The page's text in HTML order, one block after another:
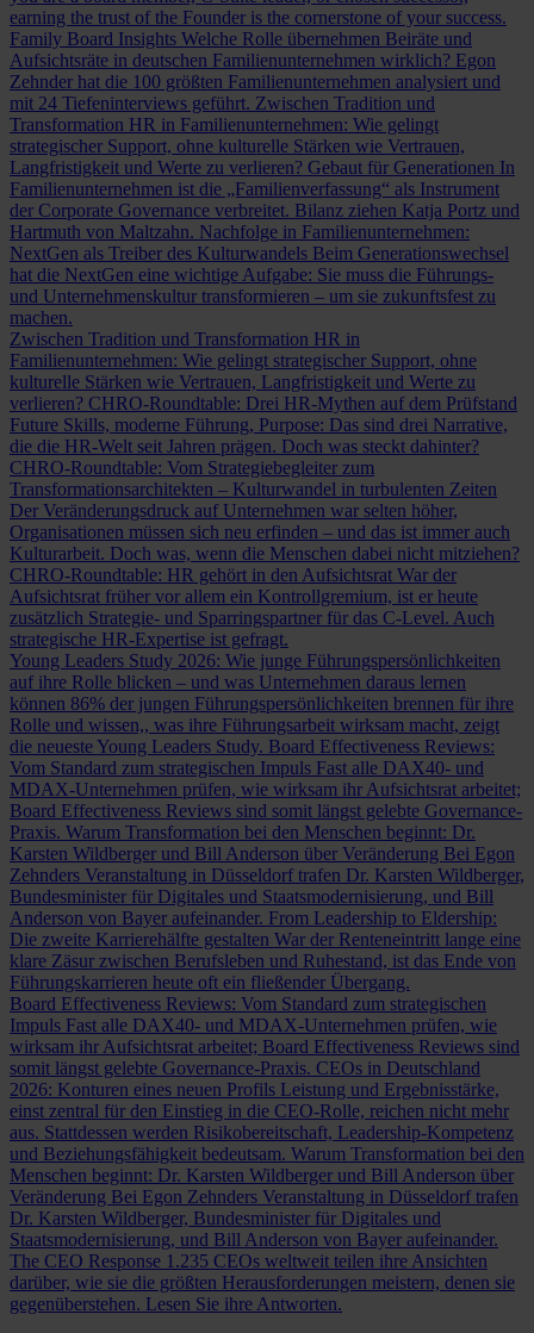
earning the trust of the Founder is the cornerstone of your success.
Family Board Insights Welche Rolle übernehmen Beiräte und
Aufsichtsräte in deutschen Familienunternehmen wirklich? Egon
Zehnder hat die 100 größten Familienunternehmen analysiert und
mit 24 Tiefeninterviews geführt. Zwischen Tradition und
Transformation HR in Familienunternehmen: Wie gelingt
strategischer Support, ohne kulturelle Stärken wie Vertrauen,
Langfristigkeit und Werte zu verlieren? Gebaut für Generationen In
Familienunternehmen ist die „Familienverfassung“ als Instrument
der Corporate Governance verbreitet. Bilanz ziehen Katja Portz und
Hartmuth von Maltzahn. Nachfolge in Familienunternehmen:
NextGen als Treiber des Kulturwandels Beim Generationswechsel
hat die NextGen eine wichtige Aufgabe: Sie muss die Führungs-
und Unternehmenskultur transformieren – um sie zukunftsfest zu
machen.
Zwischen Tradition und Transformation HR in
Familienunternehmen: Wie gelingt strategischer Support, ohne
kulturelle Stärken wie Vertrauen, Langfristigkeit und Werte zu
verlieren? CHRO-Roundtable: Drei HR-Mythen auf dem Prüfstand
Future Skills, moderne Führung, Purpose: Das sind drei Narrative,
die die HR-Welt seit Jahren prägen. Doch was steckt dahinter?
CHRO-Roundtable: Vom Strategiebegleiter zum
Transformationsarchitekten – Kulturwandel in turbulenten Zeiten
Der Veränderungsdruck auf Unternehmen war selten höher,
Organisationen müssen sich neu erfinden – und das ist immer auch
Kulturarbeit. Doch was, wenn die Menschen dabei nicht mitziehen?
CHRO-Roundtable: HR gehört in den Aufsichtsrat War der
Aufsichtsrat früher vor allem ein Kontrollgremium, ist er heute
zusätzlich Strategie- und Sparringspartner für das C-Level. Auch
strategische HR-Expertise ist gefragt.
Young Leaders Study 2026: Wie junge Führungspersönlichkeiten
auf ihre Rolle blicken – und was Unternehmen daraus lernen
können 86% der jungen Führungspersönlichkeiten brennen für ihre
Rolle und wissen,, was ihre Führungsarbeit wirksam macht, zeigt
die neueste Young Leaders Study. Board Effectiveness Reviews:
Vom Standard zum strategischen Impuls Fast alle DAX40- und
MDAX-Unternehmen prüfen, wie wirksam ihr Aufsichtsrat arbeitet;
Board Effectiveness Reviews sind somit längst gelebte Governance-
Praxis. Warum Transformation bei den Menschen beginnt: Dr.
Karsten Wildberger und Bill Anderson über Veränderung Bei Egon
Zehnders Veranstaltung in Düsseldorf trafen Dr. Karsten Wildberger,
Bundesminister für Digitales und Staatsmodernisierung, und Bill
Anderson von Bayer aufeinander. From Leadership to Eldership:
Die zweite Karrierehälfte gestalten War der Renteneintritt lange eine
klare Zäsur zwischen Berufsleben und Ruhestand, ist das Ende von
Führungskarrieren heute oft ein fließender Übergang.
Board Effectiveness Reviews: Vom Standard zum strategischen
Impuls Fast alle DAX40- und MDAX-Unternehmen prüfen, wie
wirksam ihr Aufsichtsrat arbeitet; Board Effectiveness Reviews sind
somit längst gelebte Governance-Praxis. CEOs in Deutschland
2026: Konturen eines neuen Profils Leistung und Ergebnisstärke,
einst zentral für den Einstieg in die CEO-Rolle, reichen nicht mehr
aus. Stattdessen werden Risikobereitschaft, Leadership-Kompetenz
und Beziehungsfähigkeit bedeutsam. Warum Transformation bei den
Menschen beginnt: Dr. Karsten Wildberger und Bill Anderson über
Veränderung Bei Egon Zehnders Veranstaltung in Düsseldorf trafen
Dr. Karsten Wildberger, Bundesminister für Digitales und
Staatsmodernisierung, und Bill Anderson von Bayer aufeinander.
The CEO Response 1.235 CEOs weltweit teilen ihre Ansichten
darüber, wie sie die größten Herausforderungen meistern, denen sie
gegenüberstehen. Lesen Sie ihre Antworten.